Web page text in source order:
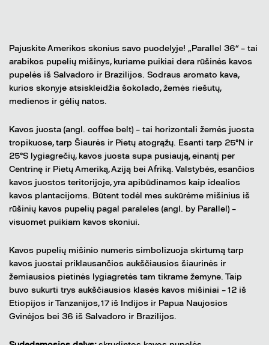
Pajuskite Amerikos skonius savo puodelyje! „Parallel 36“ – tai
arabikos pupelių mišinys, kuriame puikiai dera rūšinės kavos
pupelės iš Salvadoro ir Brazilijos. Sodraus aromato kava,
kurios skonyje atsiskleidžia šokolado, žemės riešutų,
medienos ir gėlių natos.
Kavos juosta (angl. coffee belt) – tai horizontali žemės juosta
tropikuose, tarp Šiaurės ir Pietų atogrąžų. Esanti tarp 25°N ir
25°S lygiagrečių, kavos juosta supa pusiaują, einantį per
Centrinę ir Pietų Ameriką, Aziją bei Afriką. Valstybės, esančios
kavos juostos teritorijoje, yra apibūdinamos kaip idealios
kavos plantacijoms. Būtent todėl mes sukūrėme mišinius iš
rūšinių kavos pupelių pagal paraleles (angl. by Parallel) –
visuomet puikiam kavos skoniui.
Kavos pupelių mišinio numeris simbolizuoja skirtumą tarp
kavos juostai priklausančios aukščiausios šiaurinės ir
žemiausios pietinės lygiagretės tam tikrame žemyne. Taip
buvo sukurti trys aukščiausios klasės kavos mišiniai – 12 iš
Etiopijos ir Tanzanijos, 17 iš Indijos ir Papua Naujosios
Gvinėjos bei 36 iš Salvadoro ir Brazilijos.